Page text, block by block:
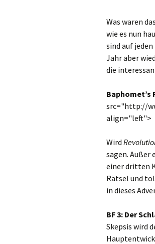
Was waren
wie es nun
sind auf
Jahr aber
die
Baphomet’s
src="http://
align="left">
Wird
sagen. Außer
einer dritten
Rätsel und
in dieses
BF 3: Der
Skepsis wird